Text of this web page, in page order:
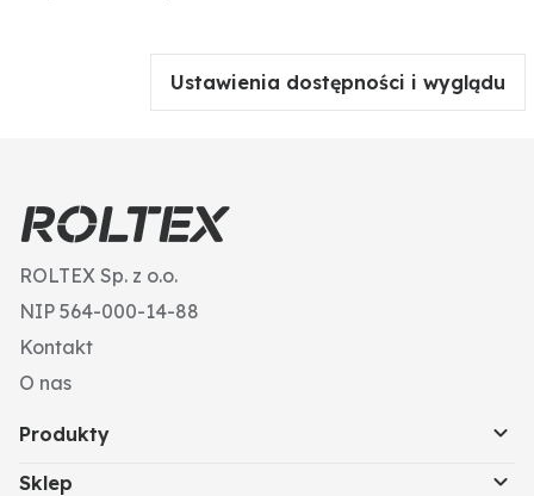
Ustawienia dostępności i wyglądu
ROLTEX Sp. z o.o.
NIP 564-000-14-88
Kontakt
O nas
Produkty
Sklep